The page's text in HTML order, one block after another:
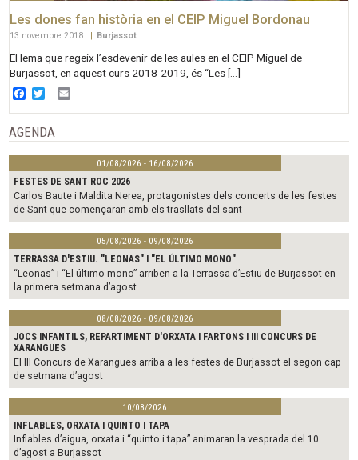
Les dones fan història en el CEIP Miguel Bordonau
13 novembre 2018 | Burjassot
El lema que regeix l’esdevenir de les aules en el CEIP Miguel de
Burjassot, en aquest curs 2018-2019, és “Les […]
Facebook
Twitter
AGENDA
01/08/2026 - 16/08/2026
FESTES DE SANT ROC 2026
Carlos Baute i Maldita Nerea, protagonistes dels concerts de les festes
de Sant que començaran amb els trasllats del sant
05/08/2026 - 09/08/2026
TERRASSA D'ESTIU. "LEONAS" I "EL ÚLTIMO MONO"
“Leonas” i “El último mono” arriben a la Terrassa d’Estiu de Burjassot en
la primera setmana d’agost
08/08/2026 - 09/08/2026
JOCS INFANTILS, REPARTIMENT D'ORXATA I FARTONS I III CONCURS DE
XARANGUES
El III Concurs de Xarangues arriba a les festes de Burjassot el segon cap
de setmana d’agost
10/08/2026
INFLABLES, ORXATA I QUINTO I TAPA
Inflables d’aigua, orxata i “quinto i tapa” animaran la vesprada del 10
d’agost a Burjassot